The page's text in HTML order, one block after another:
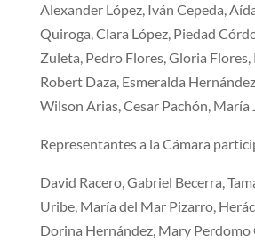
Alexander López, Iván Cepeda,
Quiroga, Clara López, Piedad
Zuleta, Pedro Flores, Gloria Flores,
Robert Daza, Esmeralda
Wilson Arias, Cesar Pachón, María
Representantes a la Cámara
David Racero, Gabriel Becerra,
Uribe, María del Mar Pizarro,
Dorina Hernández, Mary Perdomo